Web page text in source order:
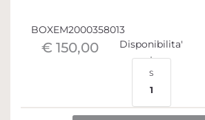
BOXEM2000358013
€ 150,00 Disponibilita'
S
1